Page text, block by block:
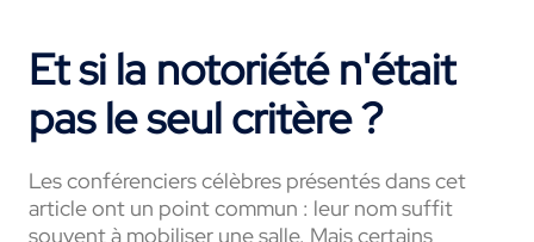
Et si la notoriété n'était
pas le seul critère ?
Les conférenciers célèbres présentés dans cet
article ont un point commun : leur nom suffit
souvent à mobiliser une salle. Mais certains